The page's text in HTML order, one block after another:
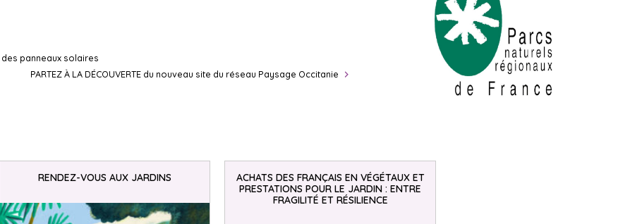
panneaux solaires
PARTEZ À LA DÉCOUVERTE du nouveau site du réseau Paysage Occitanie
RENDEZ-VOUS AUX JARDINS
ACHATS DES FRANÇAIS EN VÉGÉTAUX ET
PRESTATIONS POUR LE JARDIN : ENTRE
FRAGILITÉ ET RÉSILIENCE